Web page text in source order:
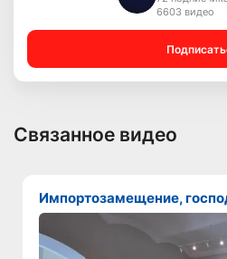
6603 видео
Связанное видео
Импортозамещение,